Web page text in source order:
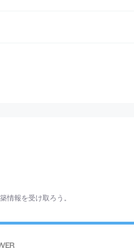
情報を受け取ろう。